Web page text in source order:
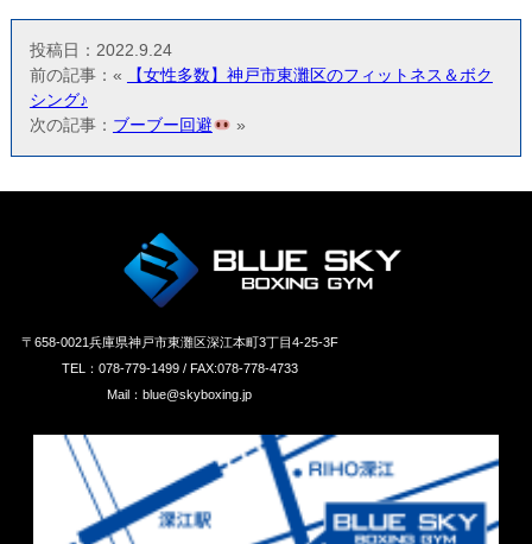
投稿日：2022.9.24
前の記事：«
【女性多数】神戸市東灘区のフィットネス＆ボク
シング♪
次の記事： ブーブー回避 »
〒658‐0021兵庫県神戸市東灘区深江本町3丁目4-25-3F
TEL：078-779-1499 / FAX:078-778-4733
Mail：blue@skyboxing.jp